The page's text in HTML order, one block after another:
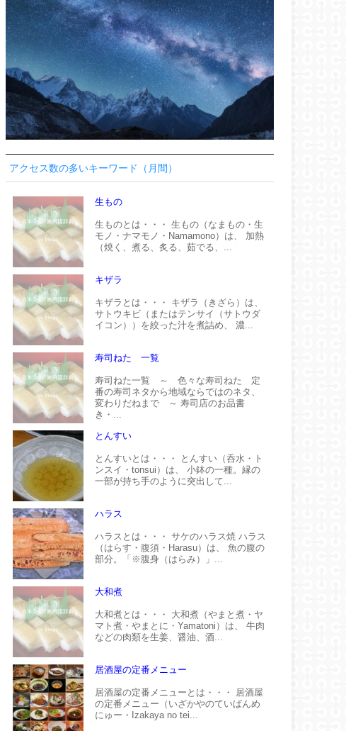
アクセス数の多いキーワード（月間）
生もの
生ものとは・・・ 生もの（なまもの・生
モノ・ナマモノ・Namamono）は、 加熱
（焼く、煮る、炙る、茹でる、...
キザラ
キザラとは・・・ キザラ（きざら）は、
サトウキビ（またはテンサイ（サトウダ
イコン））を絞った汁を煮詰め、 濃...
寿司ねた 一覧
寿司ねた一覧 ～ 色々な寿司ねた 定
番の寿司ネタから地域ならではのネタ、
変わりだねまで ～ 寿司店のお品書
き・...
とんすい
とんすいとは・・・ とんすい（呑水・ト
ンスイ・tonsui）は、 小鉢の一種。縁の
一部が持ち手のように突出して...
ハラス
ハラスとは・・・ サケのハラス焼 ハラス
（はらす・腹須・Harasu）は、 魚の腹の
部分。「※腹身（はらみ）」...
大和煮
大和煮とは・・・ 大和煮（やまと煮・ヤ
マト煮・やまとに・Yamatoni）は、 牛肉
などの肉類を生姜、醤油、酒...
居酒屋の定番メニュー
居酒屋の定番メニューとは・・・ 居酒屋
の定番メニュー（いざかやのていばんめ
にゅー・Izakaya no tei...